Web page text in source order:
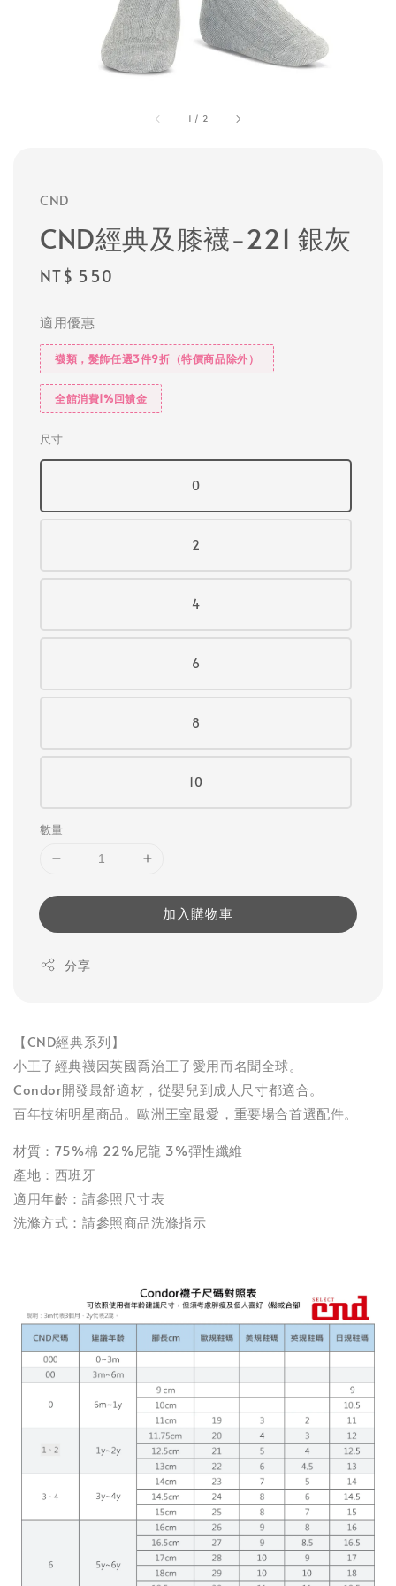
1 / 2
CND
CND經典及膝襪-221 銀灰
Regular
NT$ 550
適用優惠
襪類，髮飾任選3件9折（特價商品除外）
全館消費1%回饋金
尺寸
0
2
4
6
8
10
數量
加入購物車
分享
【CND經典系列】
小王子經典襪因英國喬治王子愛用而名聞全球。
Condor開發最舒適材，從嬰兒到成人尺寸都適合。
百年技術明星商品。歐洲王室最愛，重要場合首選配件。
材質：75%棉 22%尼龍 3%彈性纖維
產地：西班牙
適用年齡：請參照尺寸表
洗滌方式：請參照商品洗滌指示